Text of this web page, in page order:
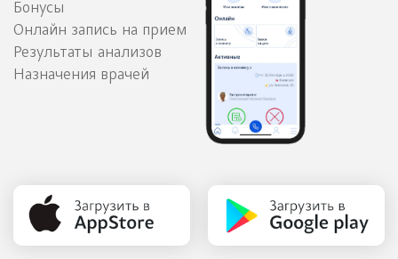
Бонусы
Онлайн запись на прием
Результаты анализов
Назначения врачей